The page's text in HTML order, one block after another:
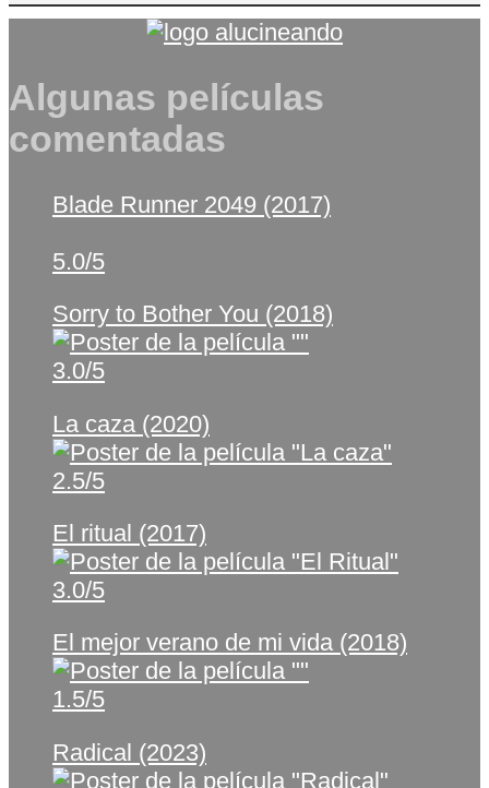
Algunas películas
comentadas
Blade Runner 2049 (2017)
5.0/5
Sorry to Bother You (2018)
3.0/5
La caza (2020)
2.5/5
El ritual (2017)
3.0/5
El mejor verano de mi vida (2018)
1.5/5
Radical (2023)